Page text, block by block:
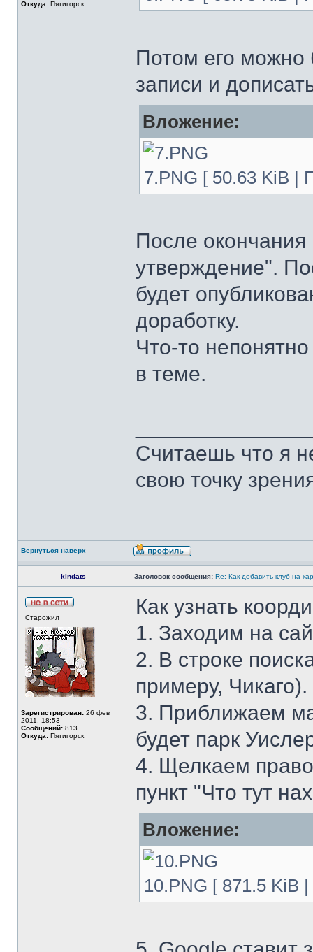
Откуда: Пятигорск
Потом его можно
записи и
Вложение:
7.PNG [ 50.63 KiB |
После
утверждение".
будет
доработку.
Что-то
в теме.
Считаешь что я
свою точку
Вернуться наверх
kindats Заголовок сообщения: Re: Как добавить клуб на
Старожил
Зарегистрирован: 26 фев
2011, 18:53
Сообщений: 813
Откуда: Пятигорск
Как узнать
1. Заходим на
2. В строке
примеру, Чикаго).
3. Приближаем
будет парк
4. Щелкаем
пункт "Что тут
Вложение:
10.PNG [ 871.5 KiB